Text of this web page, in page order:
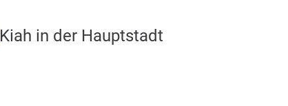
Kiah in der Hauptstadt